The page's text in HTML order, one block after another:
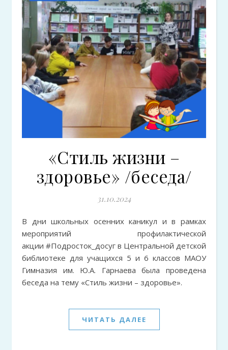
«Стиль жизни –
здоровье» /беседа/
31.10.2024
В дни школьных осенних каникул и в рамках
мероприятий профилактической
акции #Подросток_досуг в Центральной детской
библиотеке для учащихся 5 и 6 классов МАОУ
Гимназия им. Ю.А. Гарнаева была проведена
беседа на тему «Стиль жизни – здоровье».
ЧИТАТЬ ДАЛЕЕ